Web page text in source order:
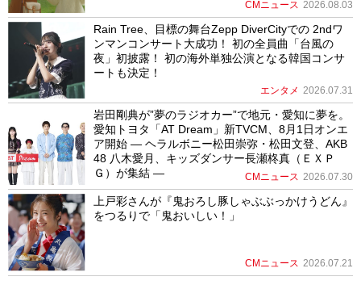
CMニュース 2026.08.03
Rain Tree、目標の舞台Zepp DiverCityでの 2ndワ
ンマンコンサート大成功！ 初の全員曲「台風の
夜」初披露！ 初の海外単独公演となる韓国コンサ
ートも決定！
エンタメ 2026.07.31
岩田剛典が”夢のラジオカー”で地元・愛知に夢を。
愛知トヨタ「AT Dream」新TVCM、8月1日オンエ
ア開始 ― ヘラルボニー松田崇弥・松田文登、AKB
48 八木愛月、キッズダンサー長瀬柊真（ＥＸＰ
Ｇ）が集結 ―
CMニュース 2026.07.30
上戸彩さんが『鬼おろし豚しゃぶぶっかけうどん』
をつるりで「鬼おいしい！」
CMニュース 2026.07.21